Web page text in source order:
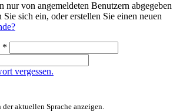
nur von angemeldeten Benutzern abgegeben
sich ein, oder erstellen Sie einen neuen
*
vergessen.
aktuellen Sprache anzeigen.